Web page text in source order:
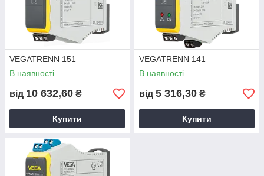
VEGATRENN 151
В наявності
від 10 632,60 ₴
Купити
VEGATRENN 141
В наявності
від 5 316,30 ₴
Купити